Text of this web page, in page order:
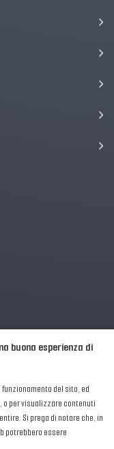
Tutti i Diritti Riservati.
buona esperienza di
del sito, ed
per visualizzare contenuti
Si prega di notare che, in
potrebbero essere